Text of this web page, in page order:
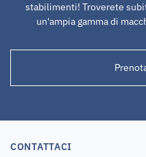
stabilimenti! Troverete
un'ampia gamma di
CONTATTACI